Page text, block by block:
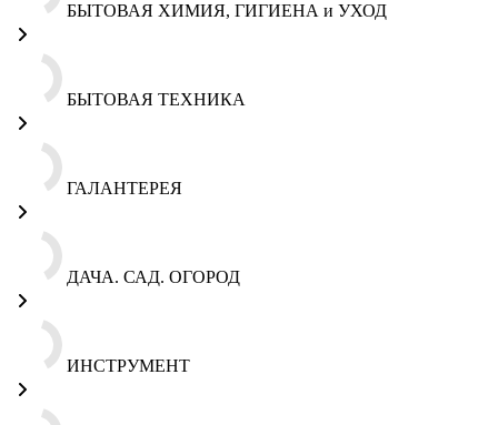
БЫТОВАЯ ХИМИЯ, ГИГИЕНА и УХОД
БЫТОВАЯ ТЕХНИКА
ГАЛАНТЕРЕЯ
ДАЧА. САД. ОГОРОД
ИНСТРУМЕНТ